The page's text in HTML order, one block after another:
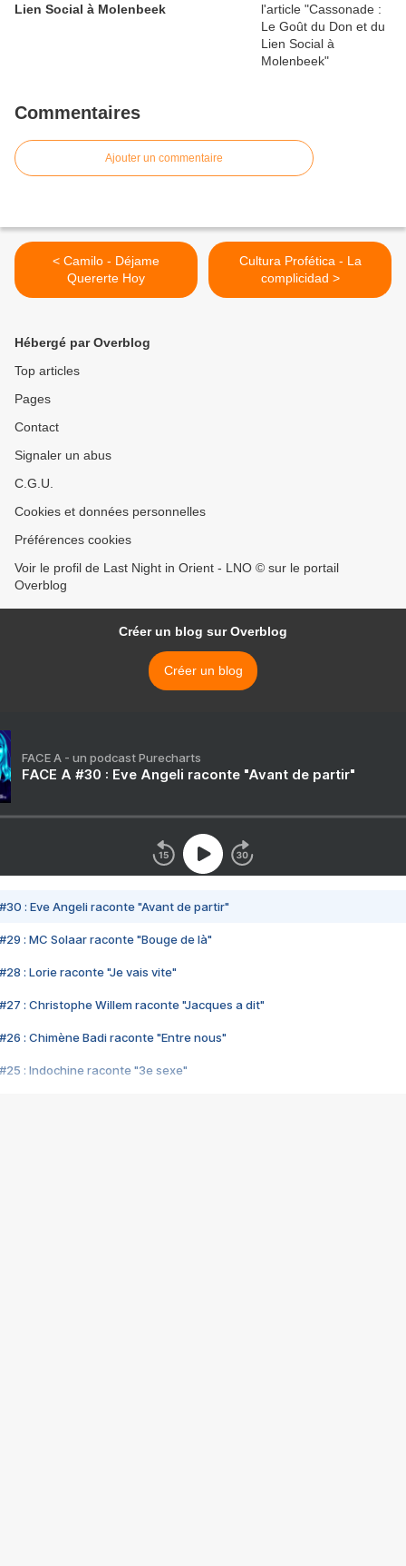
Lien Social à Molenbeek
Commentaires
Ajouter un commentaire
< Camilo - Déjame
Quererte Hoy
Cultura Profética - La
complicidad >
Hébergé par Overblog
Top articles
Pages
Contact
Signaler un abus
C.G.U.
Cookies et données personnelles
Préférences cookies
Voir le profil de Last Night in Orient - LNO © sur le portail
Overblog
Créer un blog sur Overblog
Créer un blog
FACE A - un podcast Purecharts
FACE A #30 : Eve Angeli raconte "Avant de partir"
#30 : Eve Angeli raconte "Avant de partir"
#29 : MC Solaar raconte "Bouge de là"
#28 : Lorie raconte "Je vais vite"
#27 : Christophe Willem raconte "Jacques a dit"
#26 : Chimène Badi raconte "Entre nous"
#25 : Indochine raconte "3e sexe"